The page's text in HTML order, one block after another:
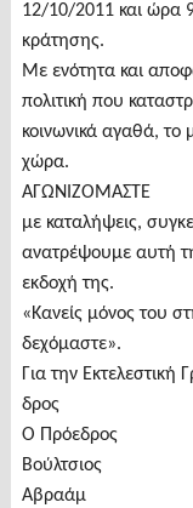
12/10/2011 και ώρα
κράτησης.
Με ενότητα και
πολιτική που
κοινωνικά αγαθά, το
χώρα.
ΑΓΩΝΙΖΟΜΑΣΤΕ
με καταλήψεις,
ανατρέψουμε αυτή
εκδοχή της.
«Κανείς μόνος του
δεχόμαστε».
Για την
δρος
Ο Πρόεδρος
Βούλτσιος
Αβραάμ